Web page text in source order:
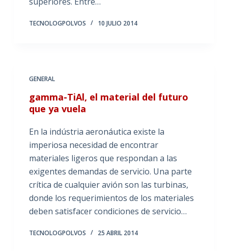
TECNOLOGPOLVOS 10 JULIO 2014
GENERAL
gamma-TiAl, el material del futuro
que ya vuela
En la indústria aeronáutica existe la
imperiosa necesidad de encontrar
materiales ligeros que respondan a las
exigentes demandas de servicio. Una parte
crítica de cualquier avión son las turbinas,
donde los requerimientos de los materiales
deben satisfacer condiciones de servicio…
TECNOLOGPOLVOS 25 ABRIL 2014